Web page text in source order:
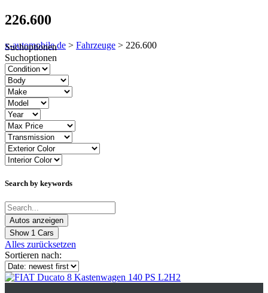
226.600
x-automobile.de > Fahrzeuge > 226.600
Suchoptionen
Suchoptionen
Search by keywords
Show 1 Cars
Alles zurücksetzen
Sortieren nach: